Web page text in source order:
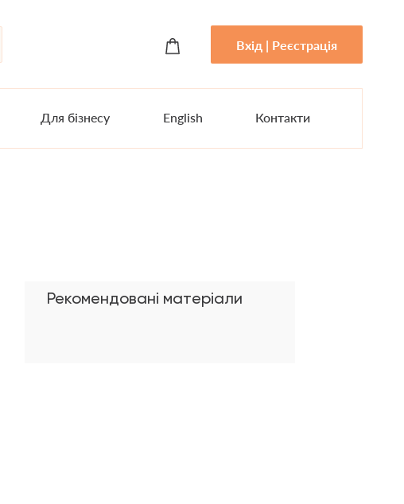
Вхід | Реєстрація
Для бізнесу English Контакти
Рекомендовані матеріали